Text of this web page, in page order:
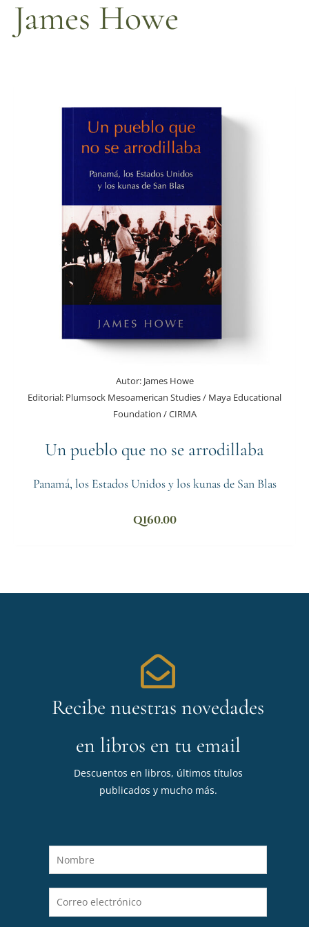
James Howe
Autor:James Howe
Editorial: Plumsock Mesoamerican Studies / Maya Educational
Foundation / CIRMA
Un pueblo que no se arrodillaba
Panamá, los Estados Unidos y los kunas de San Blas
Q160.00
Recibe nuestras novedades
en libros en tu email
Descuentos en libros, últimos títulos
publicados y mucho más.
o
m
o